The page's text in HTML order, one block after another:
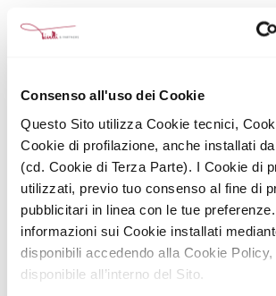
Consenso all'uso dei Cookie
Questo Sito utilizza Cookie tecnici,
Cookie di profilazione, anche installati
(cd. Cookie di Terza Parte). I Cookie di
utilizzati, previo tuo consenso al fine di
pubblicitari in linea con le tue
informazioni sui Cookie installati
disponibili accedendo alla Cookie
disponibile all’interno del Sito.
A differenza delle case che vivono
calore della casa vissuta offrendo lo
questo il vero elemento di autenticità
la clientela più abbiente che
completamente nella cultura italiana.
Dal mercato dei LVR emerge
opportunitàper i proprietari di case
affiancare all’utilizzo diretto, l'affitto
limitato di settimane. Questa
prospettiva nuova per chi